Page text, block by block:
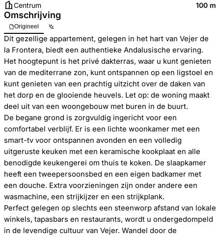
Centrum
100 m
Omschrijving
Origineel
Dit gezellige appartement, gelegen in het hart van Vejer de
la Frontera, biedt een authentieke Andalusische ervaring.
Het hoogtepunt is het privé dakterras, waar u kunt genieten
van de mediterrane zon, kunt ontspannen op een ligstoel en
kunt genieten van een prachtig uitzicht over de daken van
het dorp en de glooiende heuvels. Let op: de woning maakt
deel uit van een woongebouw met buren in de buurt.
De begane grond is zorgvuldig ingericht voor een
comfortabel verblijf. Er is een lichte woonkamer met een
smart-tv voor ontspannen avonden en een volledig
uitgeruste keuken met een keramische kookplaat en alle
benodigde keukengerei om thuis te koken. De slaapkamer
heeft een tweepersoonsbed en een eigen badkamer met
een douche. Extra voorzieningen zijn onder andere een
wasmachine, een strijkijzer en een strijkplank.
Perfect gelegen op slechts een steenworp afstand van lokale
winkels, tapasbars en restaurants, wordt u ondergedompeld
in de levendige cultuur van Vejer. Wandel door de